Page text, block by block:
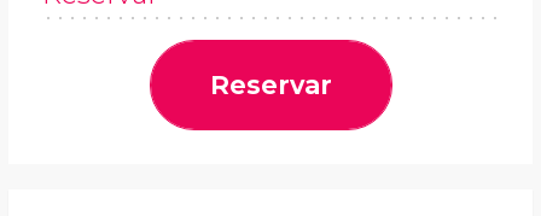
Reservar